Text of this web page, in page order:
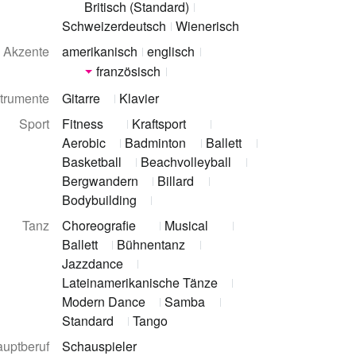
Britisch (Standard)
Schweizerdeutsch Wienerisch
Akzente
amerikanisch englisch
französisch
Gitarre
Klavier
Sport
Fitness
Kraftsport
Aerobic
Badminton
Ballett
Basketball
Beachvolleyball
Bergwandern
Billard
Bodybuilding
Tanz
Choreografie
Musical
Ballett
Bühnentanz
Jazzdance
Lateinamerikanische Tänze
Modern Dance
Samba
Standard
Tango
Schauspieler